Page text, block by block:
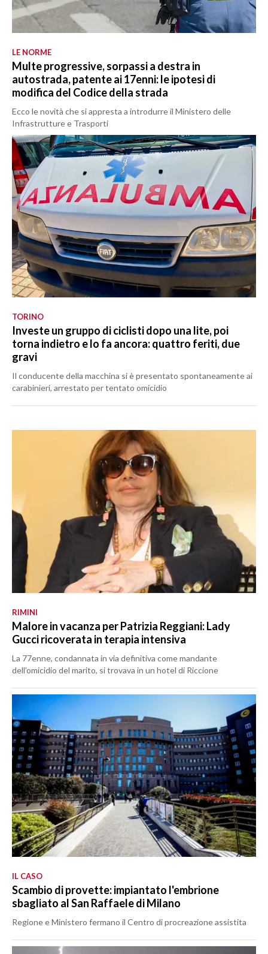
LE NORME
Multe progressive, sorpassi a destra in
autostrada, patente ai 17enni: le ipotesi di
modifica del Codice della strada
Ecco le novità che si appresta a introdurre il Ministero delle
Infrastrutture e Trasporti
TORINO
Investe un gruppo di ciclisti dopo una lite, poi
torna indietro e lo fa ancora: quattro feriti, due
gravi
Il conducente della macchina si è presentato spontaneamente ai
carabinieri, arrestato per tentato omicidio
RIMINI
Malore in vacanza per Patrizia Reggiani: Lady
Gucci ricoverata in terapia intensiva
La 77enne, condannata in via definitiva come mandante
dell’omicidio del marito, si trovava in un hotel di Riccione
IL CASO
Scambio di provette: impiantato l'embrione
sbagliato al San Raffaele di Milano
Regione e Ministero fermano il Centro di procreazione assistita